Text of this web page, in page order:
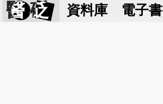
醫 砭 資料庫 電子書